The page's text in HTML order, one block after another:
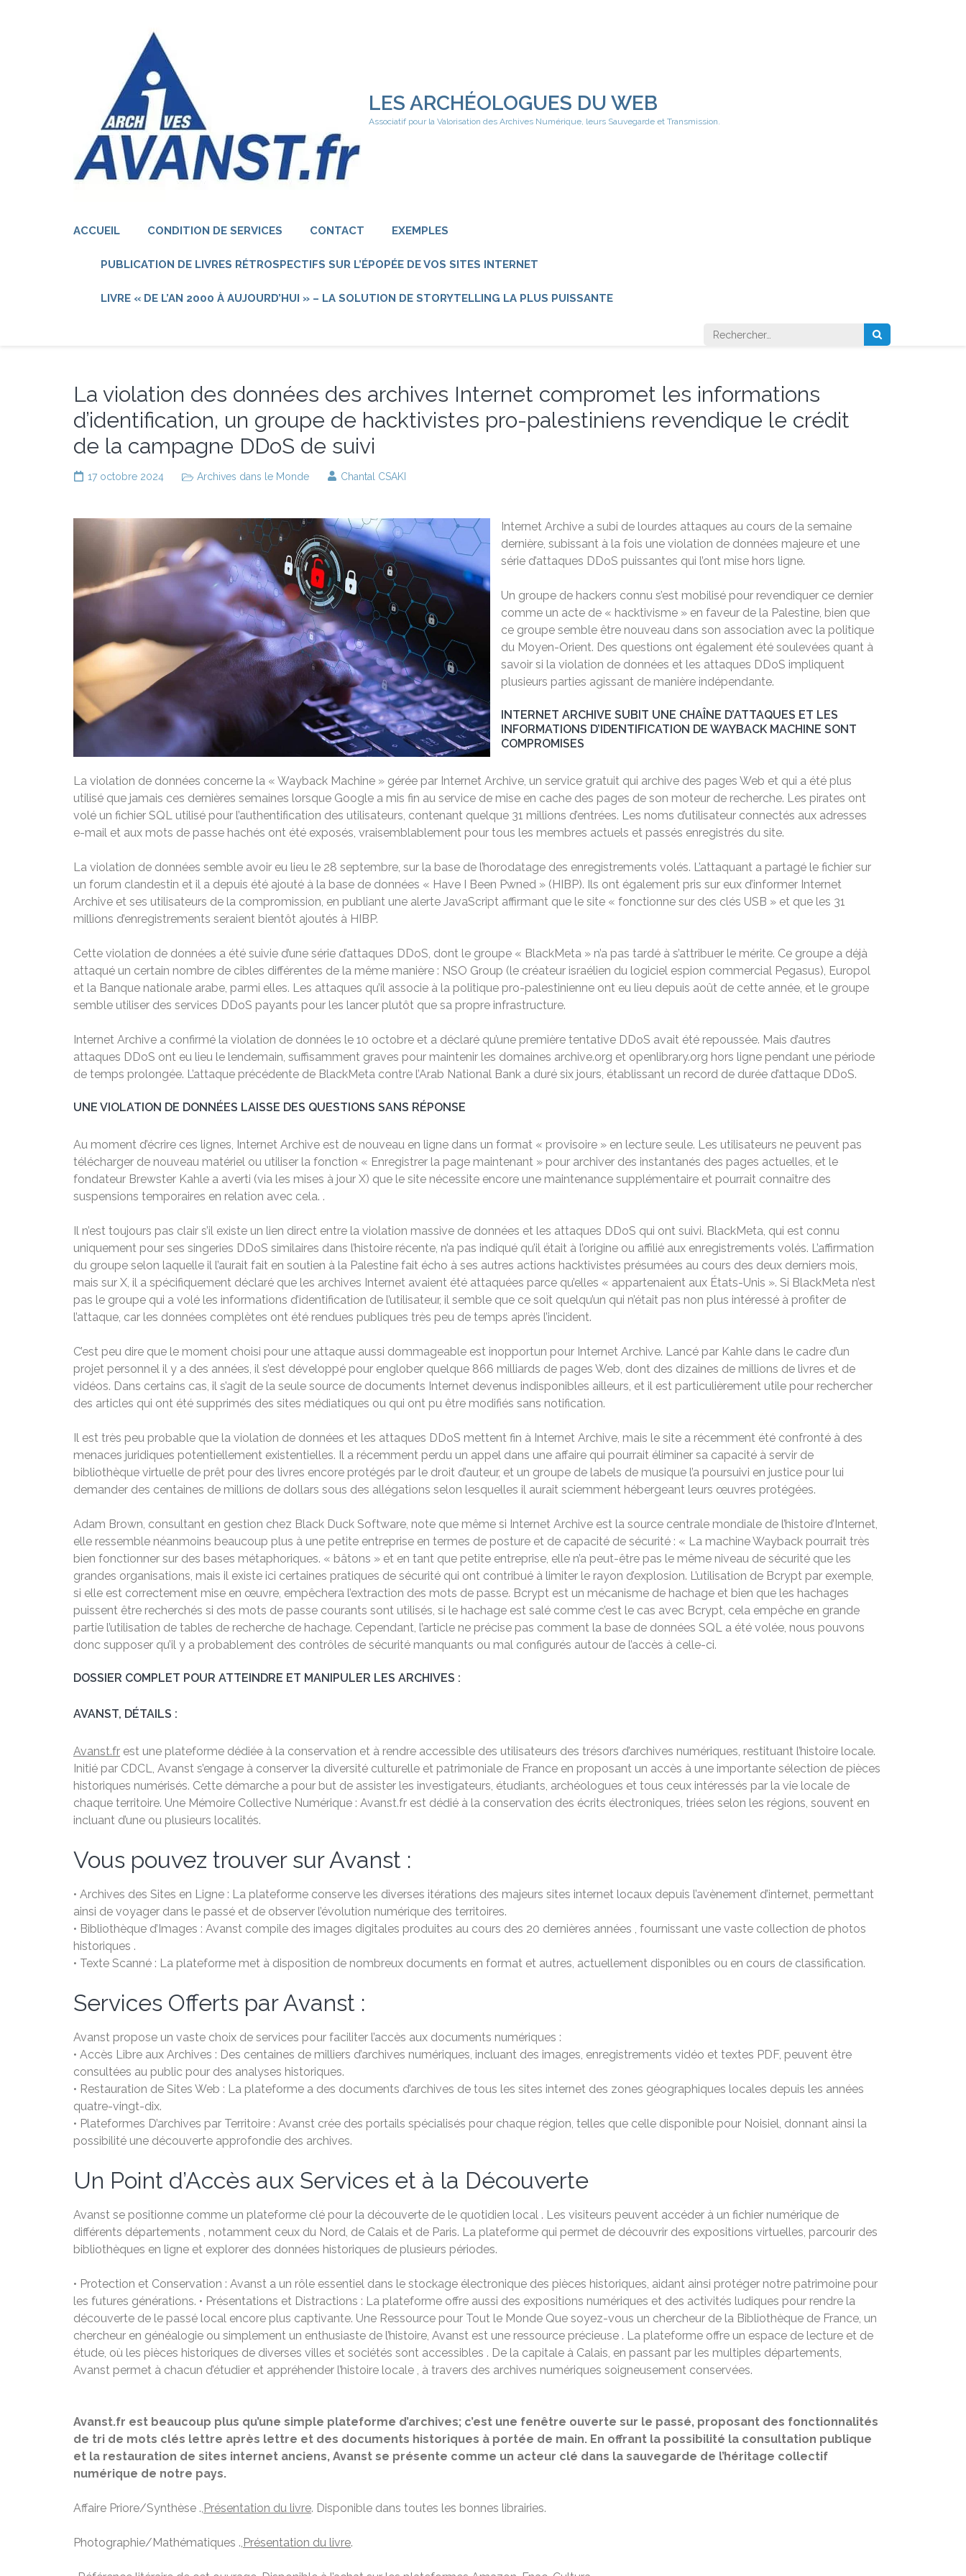
LES ARCHÉOLOGUES DU WEB
Associatif pour la Valorisation des Archives Numérique, leurs Sauvegarde et Transmission.
ACCUEIL CONDITION DE SERVICES CONTACT EXEMPLES
PUBLICATION DE LIVRES RÉTROSPECTIFS SUR L’ÉPOPÉE DE VOS SITES INTERNET
LIVRE « DE L’AN 2000 À AUJOURD’HUI » – LA SOLUTION DE STORYTELLING LA PLUS PUISSANTE
Rechercher :
La violation des données des archives Internet compromet les informations
d’identification, un groupe de hacktivistes pro-palestiniens revendique le crédit
de la campagne DDoS de suivi
17 octobre 2024 Archives dans le Monde Chantal CSAKI
Internet Archive a subi de lourdes attaques au cours de la semaine
dernière, subissant à la fois une violation de données majeure et une
série d’attaques DDoS puissantes qui l’ont mise hors ligne.
Un groupe de hackers connu s’est mobilisé pour revendiquer ce dernier
comme un acte de « hacktivisme » en faveur de la Palestine, bien que
ce groupe semble être nouveau dans son association avec la politique
du Moyen-Orient. Des questions ont également été soulevées quant à
savoir si la violation de données et les attaques DDoS impliquent
plusieurs parties agissant de manière indépendante.
INTERNET ARCHIVE SUBIT UNE CHAÎNE D’ATTAQUES ET LES
INFORMATIONS D’IDENTIFICATION DE WAYBACK MACHINE SONT
COMPROMISES
La violation de données concerne la « Wayback Machine » gérée par Internet Archive, un service gratuit qui archive des pages Web et qui a été plus
utilisé que jamais ces dernières semaines lorsque Google a mis fin au service de mise en cache des pages de son moteur de recherche. Les pirates ont
volé un fichier SQL utilisé pour l’authentification des utilisateurs, contenant quelque 31 millions d’entrées. Les noms d’utilisateur connectés aux adresses
e-mail et aux mots de passe hachés ont été exposés, vraisemblablement pour tous les membres actuels et passés enregistrés du site.
La violation de données semble avoir eu lieu le 28 septembre, sur la base de l’horodatage des enregistrements volés. L’attaquant a partagé le fichier sur
un forum clandestin et il a depuis été ajouté à la base de données « Have I Been Pwned » (HIBP). Ils ont également pris sur eux d’informer Internet
Archive et ses utilisateurs de la compromission, en publiant une alerte JavaScript affirmant que le site « fonctionne sur des clés USB » et que les 31
millions d’enregistrements seraient bientôt ajoutés à HIBP.
Cette violation de données a été suivie d’une série d’attaques DDoS, dont le groupe « BlackMeta » n’a pas tardé à s’attribuer le mérite. Ce groupe a déjà
attaqué un certain nombre de cibles différentes de la même manière : NSO Group (le créateur israélien du logiciel espion commercial Pegasus), Europol
et la Banque nationale arabe, parmi elles. Les attaques qu’il associe à la politique pro-palestinienne ont eu lieu depuis août de cette année, et le groupe
semble utiliser des services DDoS payants pour les lancer plutôt que sa propre infrastructure.
Internet Archive a confirmé la violation de données le 10 octobre et a déclaré qu’une première tentative DDoS avait été repoussée. Mais d’autres
attaques DDoS ont eu lieu le lendemain, suffisamment graves pour maintenir les domaines archive.org et openlibrary.org hors ligne pendant une période
de temps prolongée. L’attaque précédente de BlackMeta contre l’Arab National Bank a duré six jours, établissant un record de durée d’attaque DDoS.
UNE VIOLATION DE DONNÉES LAISSE DES QUESTIONS SANS RÉPONSE
Au moment d’écrire ces lignes, Internet Archive est de nouveau en ligne dans un format « provisoire » en lecture seule. Les utilisateurs ne peuvent pas
télécharger de nouveau matériel ou utiliser la fonction « Enregistrer la page maintenant » pour archiver des instantanés des pages actuelles, et le
fondateur Brewster Kahle a averti (via les mises à jour X) que le site nécessite encore une maintenance supplémentaire et pourrait connaître des
suspensions temporaires en relation avec cela. .
Il n’est toujours pas clair s’il existe un lien direct entre la violation massive de données et les attaques DDoS qui ont suivi. BlackMeta, qui est connu
uniquement pour ses singeries DDoS similaires dans l’histoire récente, n’a pas indiqué qu’il était à l’origine ou affilié aux enregistrements volés. L’affirmation
du groupe selon laquelle il l’aurait fait en soutien à la Palestine fait écho à ses autres actions hacktivistes présumées au cours des deux derniers mois,
mais sur X, il a spécifiquement déclaré que les archives Internet avaient été attaquées parce qu’elles « appartenaient aux États-Unis ». Si BlackMeta n’est
pas le groupe qui a volé les informations d’identification de l’utilisateur, il semble que ce soit quelqu’un qui n’était pas non plus intéressé à profiter de
l’attaque, car les données complètes ont été rendues publiques très peu de temps après l’incident.
C’est peu dire que le moment choisi pour une attaque aussi dommageable est inopportun pour Internet Archive. Lancé par Kahle dans le cadre d’un
projet personnel il y a des années, il s’est développé pour englober quelque 866 milliards de pages Web, dont des dizaines de millions de livres et de
vidéos. Dans certains cas, il s’agit de la seule source de documents Internet devenus indisponibles ailleurs, et il est particulièrement utile pour rechercher
des articles qui ont été supprimés des sites médiatiques ou qui ont pu être modifiés sans notification.
Il est très peu probable que la violation de données et les attaques DDoS mettent fin à Internet Archive, mais le site a récemment été confronté à des
menaces juridiques potentiellement existentielles. Il a récemment perdu un appel dans une affaire qui pourrait éliminer sa capacité à servir de
bibliothèque virtuelle de prêt pour des livres encore protégés par le droit d’auteur, et un groupe de labels de musique l’a poursuivi en justice pour lui
demander des centaines de millions de dollars sous des allégations selon lesquelles il aurait sciemment hébergeant leurs œuvres protégées.
Adam Brown, consultant en gestion chez Black Duck Software, note que même si Internet Archive est la source centrale mondiale de l’histoire d’Internet,
elle ressemble néanmoins beaucoup plus à une petite entreprise en termes de posture et de capacité de sécurité : « La machine Wayback pourrait très
bien fonctionner sur des bases métaphoriques. « bâtons » et en tant que petite entreprise, elle n’a peut-être pas le même niveau de sécurité que les
grandes organisations, mais il existe ici certaines pratiques de sécurité qui ont contribué à limiter le rayon d’explosion. L’utilisation de Bcrypt par exemple,
si elle est correctement mise en œuvre, empêchera l’extraction des mots de passe. Bcrypt est un mécanisme de hachage et bien que les hachages
puissent être recherchés si des mots de passe courants sont utilisés, si le hachage est salé comme c’est le cas avec Bcrypt, cela empêche en grande
partie l’utilisation de tables de recherche de hachage. Cependant, l’article ne précise pas comment la base de données SQL a été volée, nous pouvons
donc supposer qu’il y a probablement des contrôles de sécurité manquants ou mal configurés autour de l’accès à celle-ci.
DOSSIER COMPLET POUR ATTEINDRE ET MANIPULER LES ARCHIVES :
AVANST, DÉTAILS :
Avanst.fr est une plateforme dédiée à la conservation et à rendre accessible des utilisateurs des trésors d’archives numériques, restituant l’histoire locale.
Initié par CDCL, Avanst s’engage à conserver la diversité culturelle et patrimoniale de France en proposant un accès à une importante sélection de pièces
historiques numérisés. Cette démarche a pour but de assister les investigateurs, étudiants, archéologues et tous ceux intéressés par la vie locale de
chaque territoire. Une Mémoire Collective Numérique : Avanst.fr est dédié à la conservation des écrits électroniques, triées selon les régions, souvent en
incluant d’une ou plusieurs localités.
Vous pouvez trouver sur Avanst :
• Archives des Sites en Ligne : La plateforme conserve les diverses itérations des majeurs sites internet locaux depuis l’avènement d’internet, permettant
ainsi de voyager dans le passé et de observer l’évolution numérique des territoires.
• Bibliothèque d’Images : Avanst compile des images digitales produites au cours des 20 dernières années , fournissant une vaste collection de photos
historiques .
• Texte Scanné : La plateforme met à disposition de nombreux documents en format et autres, actuellement disponibles ou en cours de classification.
Services Offerts par Avanst :
Avanst propose un vaste choix de services pour faciliter l’accès aux documents numériques :
• Accès Libre aux Archives : Des centaines de milliers d’archives numériques, incluant des images, enregistrements vidéo et textes PDF, peuvent être
consultées au public pour des analyses historiques.
• Restauration de Sites Web : La plateforme a des documents d’archives de tous les sites internet des zones géographiques locales depuis les années
quatre-vingt-dix.
• Plateformes D’archives par Territoire : Avanst crée des portails spécialisés pour chaque région, telles que celle disponible pour Noisiel, donnant ainsi la
possibilité une découverte approfondie des archives.
Un Point d’Accès aux Services et à la Découverte
Avanst se positionne comme un plateforme clé pour la découverte de le quotidien local . Les visiteurs peuvent accéder à un fichier numérique de
différents départements , notamment ceux du Nord, de Calais et de Paris. La plateforme qui permet de découvrir des expositions virtuelles, parcourir des
bibliothèques en ligne et explorer des données historiques de plusieurs périodes.
• Protection et Conservation : Avanst a un rôle essentiel dans le stockage électronique des pièces historiques, aidant ainsi protéger notre patrimoine pour
les futures générations. • Présentations et Distractions : La plateforme offre aussi des expositions numériques et des activités ludiques pour rendre la
découverte de le passé local encore plus captivante. Une Ressource pour Tout le Monde Que soyez-vous un chercheur de la Bibliothèque de France, un
chercheur en généalogie ou simplement un enthusiaste de l’histoire, Avanst est une ressource précieuse . La plateforme offre un espace de lecture et de
étude, où les pièces historiques de diverses villes et sociétés sont accessibles . De la capitale à Calais, en passant par les multiples départements,
Avanst permet à chacun d’étudier et appréhender l’histoire locale , à travers des archives numériques soigneusement conservées.
Avanst.fr est beaucoup plus qu’une simple plateforme d’archives; c’est une fenêtre ouverte sur le passé, proposant des fonctionnalités
de tri de mots clés lettre après lettre et des documents historiques à portée de main. En offrant la possibilité la consultation publique
et la restauration de sites internet anciens, Avanst se présente comme un acteur clé dans la sauvegarde de l’héritage collectif
numérique de notre pays.
Affaire Priore/Synthèse .,Présentation du livre. Disponible dans toutes les bonnes librairies.
Photographie/Mathématiques .,Présentation du livre.